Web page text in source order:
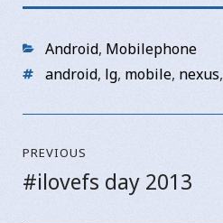
Categories
Android, Mobilephone
Tagsandroid, lg, mobile, nexus,
PREVIOUS
Previous
#ilovefs day 2013